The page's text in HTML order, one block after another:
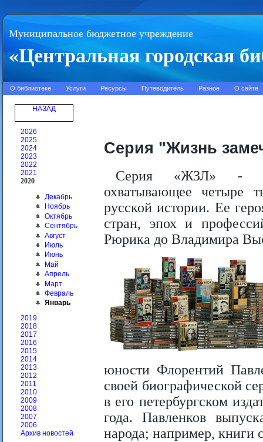
Муниципальное бюджетное учреждение
«Центральная городская
О библиотеке Услуги Ресурсы Путеводитель Разное О сайте
НАЗАД
2026
2025
2024
2023
2022
2021
2020
Декабрь
Ноябрь
Октябрь
Сентябрь
Август
Июль
Июнь
Май
Апрель
Март
Февраль
Январь
2019
2018
2017
2016
2015
2014
2013
2012
2011
2010
2009
2008
2007
2006
Архив новостей
Серия "Жизнь
Серия «ЖЗЛ» -
охватывающее четыре
русской истории. Ее
стран, эпох и
Рюрика до Владимира
юности Флорентий
своей биографической
в его петербургском
года. Павленков
народа; например, книги